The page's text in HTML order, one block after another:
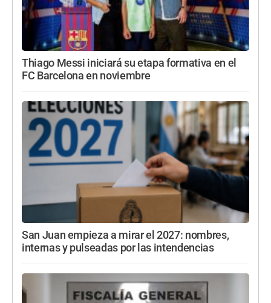
Thiago Messi iniciará su etapa formativa en el
FC Barcelona en noviembre
San Juan empieza a mirar el 2027: nombres,
internas y pulseadas por las intendencias